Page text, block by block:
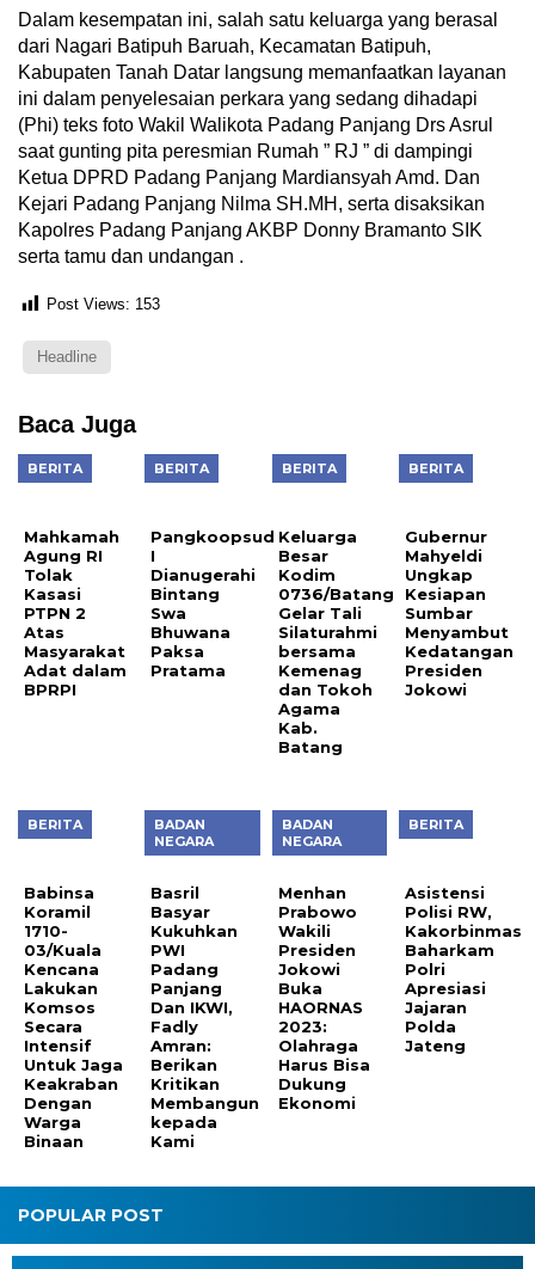
Dalam kesempatan ini, salah satu keluarga yang berasal
dari Nagari Batipuh Baruah, Kecamatan Batipuh,
Kabupaten Tanah Datar langsung memanfaatkan layanan
ini dalam penyelesaian perkara yang sedang dihadapi
(Phi) teks foto Wakil Walikota Padang Panjang Drs Asrul
saat gunting pita peresmian Rumah ” RJ ” di dampingi
Ketua DPRD Padang Panjang Mardiansyah Amd. Dan
Kejari Padang Panjang Nilma SH.MH, serta disaksikan
Kapolres Padang Panjang AKBP Donny Bramanto SIK
serta tamu dan undangan .
Post Views: 153
Headline
Baca Juga
BERITA
Mahkamah
Agung RI
Tolak
Kasasi
PTPN 2
Atas
Masyarakat
Adat dalam
BPRPI
BERITA
Pangkoopsud
I
Dianugerahi
Bintang
Swa
Bhuwana
Paksa
Pratama
BERITA
Keluarga
Besar
Kodim
0736/Batang
Gelar Tali
Silaturahmi
bersama
Kemenag
dan Tokoh
Agama
Kab.
Batang
BERITA
Gubernur
Mahyeldi
Ungkap
Kesiapan
Sumbar
Menyambut
Kedatangan
Presiden
Jokowi
BERITA
Babinsa
Koramil
1710-
03/Kuala
Kencana
Lakukan
Komsos
Secara
Intensif
Untuk Jaga
Keakraban
Dengan
Warga
Binaan
BADAN
NEGARA
Basril
Basyar
Kukuhkan
PWI
Padang
Panjang
Dan IKWI,
Fadly
Amran:
Berikan
Kritikan
Membangun
kepada
Kami
BADAN
NEGARA
Menhan
Prabowo
Wakili
Presiden
Jokowi
Buka
HAORNAS
2023:
Olahraga
Harus Bisa
Dukung
Ekonomi
BERITA
Asistensi
Polisi RW,
Kakorbinmas
Baharkam
Polri
Apresiasi
Jajaran
Polda
Jateng
POPULAR POST